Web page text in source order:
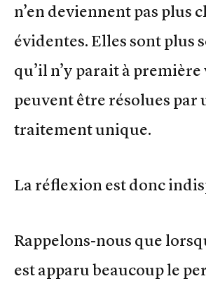
n’en deviennent pas plus
évidentes. Elles sont plus
qu’il n’y parait à première
peuvent être résolues par
traitement unique.
La réflexion est donc
Rappelons-nous que
est apparu beaucoup le